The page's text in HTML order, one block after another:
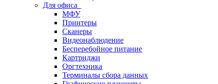
Для офиса
МФУ
Принтеры
Сканеры
Видеонаблюдение
Бесперебойное питание
Картриджи
Оргтехника
Терминалы сбора данных